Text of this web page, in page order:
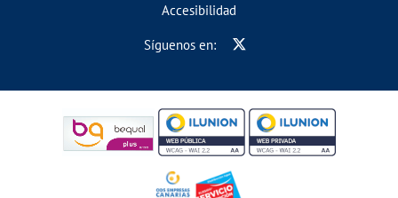
Accesibilidad
Síguenos en: